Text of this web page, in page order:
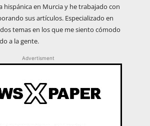
hispánica en Murcia y he trabajado con
sus artículos. Especializado en
temas en los que me siento cómodo
a la gente.
Advertisment